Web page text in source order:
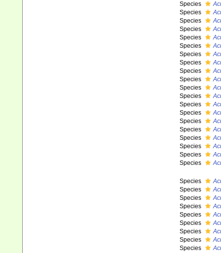
Species
Species
Species
Species
Species
Species
Species
Species
Species
Species
Species
Species
Species
Species
Species
Species
Species
Species
Species
Species
Species
Species
Species
Species
Species
Species
Species
Species
Species